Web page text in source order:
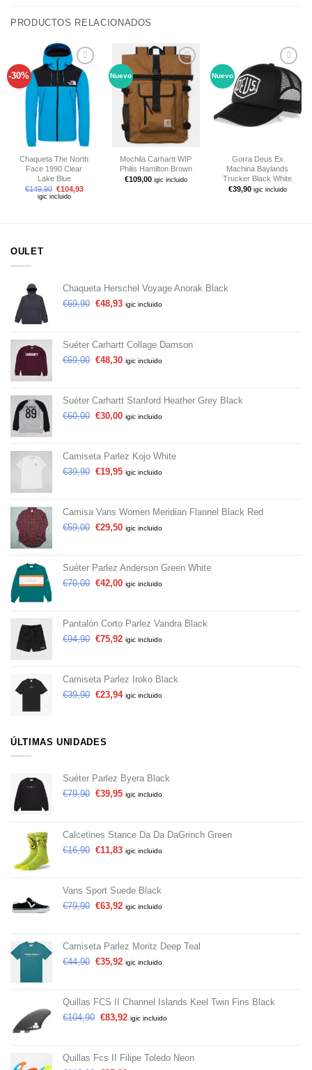
PRODUCTOS RELACIONADOS
-30%
Añadir
a tu
lista de
deseos
Chaqueta The North
Face 1990 Clear
Lake Blue
€149,90 €104,93
igic incluido
Nuevo
Añadir
a tu
lista de
deseos
Mochila Carhartt WIP
Philis Hamilton Brown
€109,00 igic incluido
Nuevo
Añadir
a tu
lista de
deseos
Gorra Deus Ex
Machina Baylands
Trucker Black White
€39,90 igic incluido
OULET
Chaqueta Herschel Voyage Anorak Black
€69,90 €48,93 igic incluido
Suéter Carhartt Collage Damson
€69,00 €48,30 igic incluido
Suéter Carhartt Stanford Heather Grey Black
€60,00 €30,00 igic incluido
Camiseta Parlez Kojo White
€39,90 €19,95 igic incluido
Camisa Vans Women Meridian Flannel Black Red
€59,00 €29,50 igic incluido
Suéter Parlez Anderson Green White
€70,00 €42,00 igic incluido
Pantalón Corto Parlez Vandra Black
€94,90 €75,92 igic incluido
Camiseta Parlez Iroko Black
€39,90 €23,94 igic incluido
ÚLTIMAS UNIDADES
Suéter Parlez Byera Black
€79,90 €39,95 igic incluido
Calcetines Stance Da Da DaGrinch Green
€16,90 €11,83 igic incluido
Vans Sport Suede Black
€79,90 €63,92 igic incluido
Camiseta Parlez Moritz Deep Teal
€44,90 €35,92 igic incluido
Quillas FCS II Channel Islands Keel Twin Fins Black
€104,90 €83,92 igic incluido
Quillas Fcs II Filipe Toledo Neon